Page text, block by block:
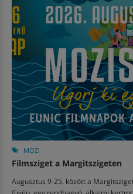
MOZI
Filmsziget a Margitszigeten
Augusztus 9-25. között a
füvén egy rendhagyó, alkalmi